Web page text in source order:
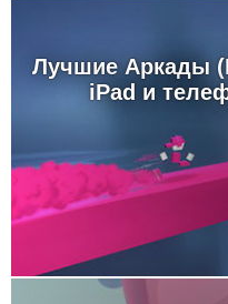
Лучшие Аркады
iPad и